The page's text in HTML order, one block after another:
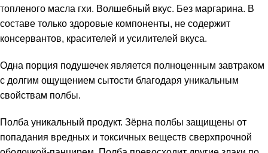
топленого масла гхи. Волшебный вкус. Без маргарина. В
составе только здоровые компоненты, не содержит
консервантов, красителей и усилителей вкуса.
Одна порция подушечек является полноценным завтраком
с долгим ощущением сытости благодаря уникальным
свойствам полбы.
Полба уникальный продукт. Зёрна полбы защищены от
попадания вредных и токсичных веществ сверхпрочной